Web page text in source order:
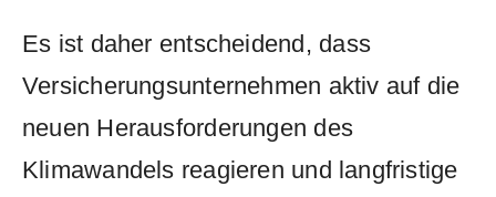
Es ist daher entscheidend, ⁢dass
Versicherungsunternehmen ​aktiv ⁤auf die
neuen Herausforderungen des‌
Klimawandels reagieren und langfristige